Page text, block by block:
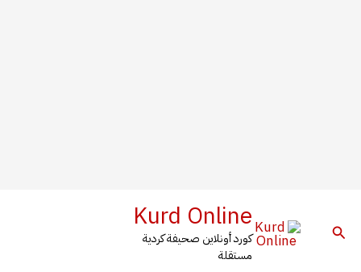
البحث Kurd Online
كورد أونلاين صحيفة كردية
مستقلة